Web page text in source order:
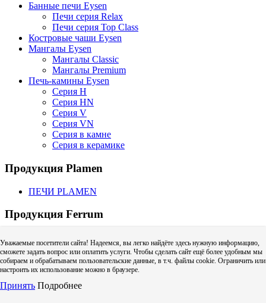
Банные печи Eysen
Печи серия Relax
Печи серия Top Class
Костровые чаши Eysen
Мангалы Eysen
Мангалы Classic
Мангалы Premium
Печь-камины Eysen
Серия H
Серия HN
Серия V
Серия VN
Серия в камне
Серия в керамике
Продукция Plamen
ПЕЧИ PLAMEN
Продукция Ferrum
CRAFT GS | GS-50 (для газовых котлов)
CRAFT HF | HF-50 (для твердого топлива)
Craft HF (одностенный дымоход)
Уважаемые посетители сайта! Надеемся, вы легко найдёте здесь нужную информацию,
сможете задать вопрос или оплатить услуги. Чтобы сделать сайт ещё более удобным мы
собираем и обрабатываем пользовательские данные, в т.ч. файлы cookie. Ограничить или
настроить их использование можно в браузере.
Принять Подробнее